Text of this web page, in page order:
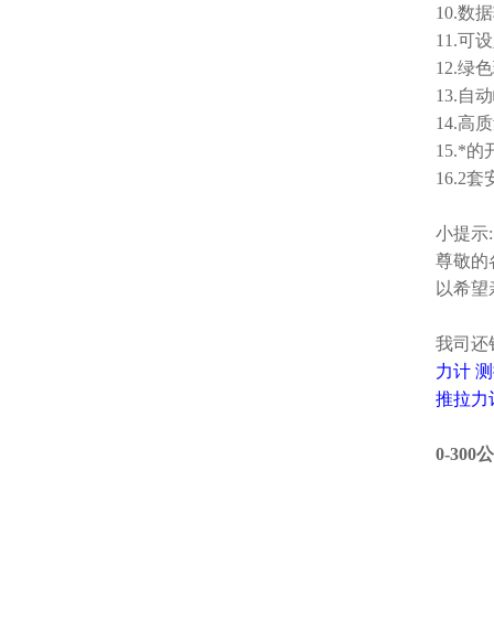
10.数
11.可
12.绿
13.自
14.高
15.*的
16.2套
小提示:
尊敬的
以希
我司
力计
推拉力
0-300